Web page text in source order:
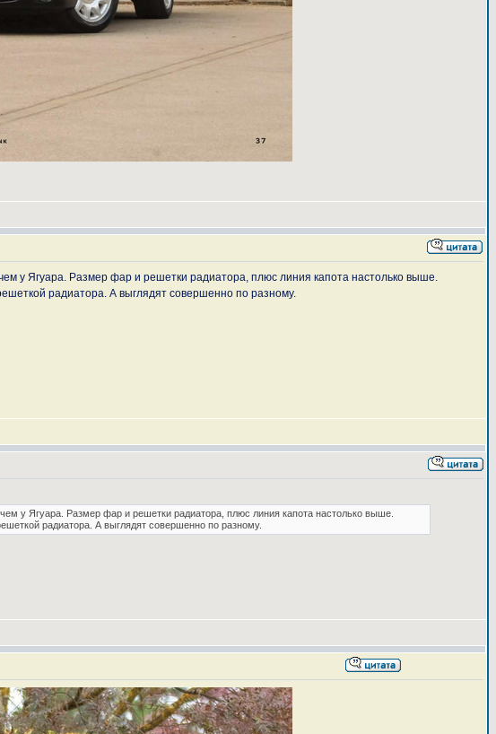
у Ягуара. Размер фар и решетки радиатора, плюс линия капота настолько выше.
радиатора. А выглядят совершенно по разному.
у Ягуара. Размер фар и решетки радиатора, плюс линия капота настолько выше.
радиатора. А выглядят совершенно по разному.